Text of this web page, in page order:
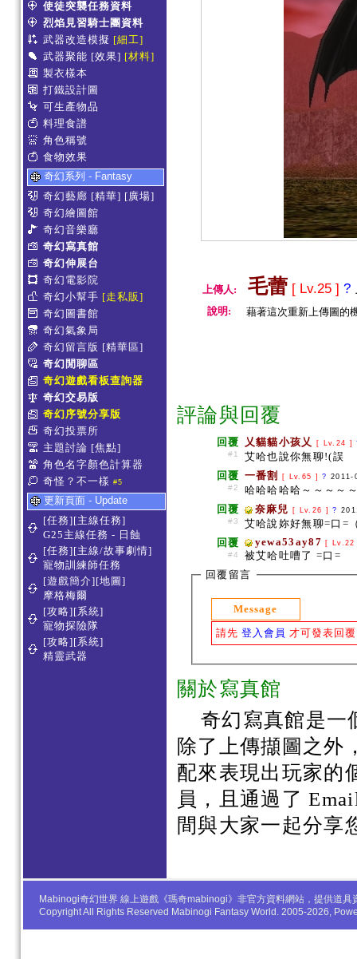
使徒突襲任務資料
烈焰見習騎士團資料
武器改造模擬 [細工]
武器聚能 [效果] [材料]
製衣樣本
打鐵設計圖
可生產物品
料理食譜
角色稱號
食物效果
奇幻系列 - Fantasy
奇幻藝廊 [精華] [廣場]
奇幻繪圖館
奇幻音樂廳
奇幻寫真館
奇幻伸展台
奇幻電影院
奇幻小幫手 [走私販]
奇幻圖書館
奇幻氣象局
奇幻留言版 [精華區]
奇幻閒聊區
奇幻遊戲看板查詢器
奇幻交易版
奇幻序號分享版
奇幻投票所
主題討論 [焦點]
角色名字顏色計算器
奇怪？不一樣 #5
更新頁面 - Update
[任務][主線任務]
G25主線任務 - 日蝕
[任務][主線/故事劇情]
寵物訓練師任務
[遊戲簡介][地圖]
摩格梅爾
[攻略][系統]
寵物探險隊
[攻略][系統]
精靈武器
上傳人: 毛蕾 [ Lv.25 ] ?
說明: 藉著這次重新上傳圖的
評論與回覆
回覆
#1
乂貓貓小孩乂 [ Lv.24 ]
艾哈也說你無聊!(誤
回覆
#2
一番割 [ Lv.65 ]?
哈哈哈哈哈～～～～
回覆
#3
奈麻兒 [ Lv.26 ]?
艾哈說妳好無聊=口=
回覆
#4
yewa53ay87 [
被艾哈吐嘈了 =口=
回覆留言
Message
請先 登入會員 才可發表回
關於寫真館
奇幻寫真館是一
除了上傳擷圖之外
配來表現出玩家的
員，且通過了
間與大家一起分享
Mabinogi奇幻世界 線上遊戲《瑪奇mabinogi》非官方資料網站，提供道
Copyright All Rights Reserved Mabinogi Fantasy World. 2005-2026,